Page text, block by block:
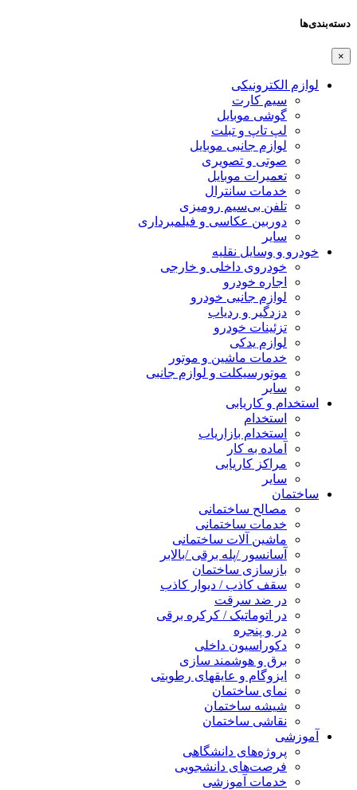
الکترونیکی
سیم کارت
گوشی موبایل
لپ تاپ و تبلت
لوازم جانبی موبایل
صوتی و تصویری
تعمیرات موبایل
خدمات سانترال
تلفن بی‌سیم رومیزی
دوربین عکاسی و فیلمبرداری
و وسایل نقلیه
خودروی داخلی و خارجی
اجاره خودرو
لوازم جانبی خودرو
دزدگیر و ردیاب
تزئینات خودرو
لوازم یدکی
خدمات ماشین و موتور
موتورسیکلت و لوازم جانبی
و کاریابی
استخدام
استخدام بازاریاب
آماده به کار
مراکز کاریابی
مصالح ساختمانی
خدمات ساختمانی
ماشین آلات ساختمانی
آسانسور /پله برقی /بالابر
بازسازی ساختمان
سقف کاذب / دیوار کاذب
در ضد سرقت
در اتوماتیک / کرکره برقی
در و پنجره
دکوراسیون داخلی
برق و هوشمند سازی
ایزوگام و عایقهای رطوبتی
نمای ساختمان
شیشه ساختمان
نقاشی ساختمان
پروژه‌های دانشگاهی
فرصت‌های دانشجویی
خدمات آموزشی